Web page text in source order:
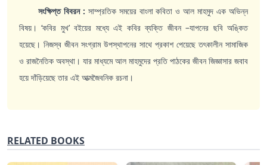
সংক্ষিপ্ত বিবরন : সাম্প্রতিক সময়ের বাংলা কবিতা ও আল মাহমুদ এক অভিন্ন
বিষয়। ‘কবির মুখ’ বইয়ের মধ্যে এই কবির ব্যক্তি জীবন –যাপনের ছবি অঙ্কিত
হয়েছে। নিজস্ব জীবন সংগ্রাম উপস্থাপনের সাথে প্রকাশ পেয়েছে তৎকালীন সামাজিক
ও রাজনৈতিক অবস্থা। যার মাধ্যমে আল মাহমুদের প্রতি পাঠকের জীবন জিজ্ঞাসার জবাব
হয়ে দাঁড়িয়েছে তার এই আত্মজৈবনিক রচনা।
RELATED BOOKS